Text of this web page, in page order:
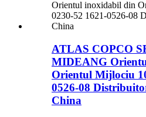
ATLAS COPCO
MIDEANG
Orientul Mijlociu
0526-08
China